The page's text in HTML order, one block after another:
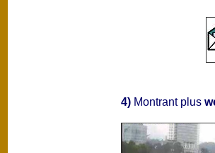
4) Montrant plus